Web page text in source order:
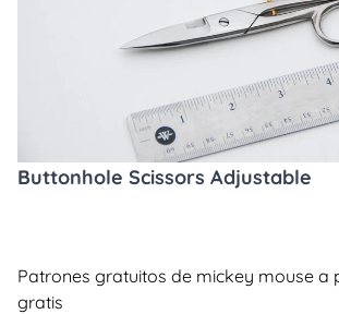
Buttonhole Scissors Adjustable
Patrones gratuitos de mickey mouse a
gratis